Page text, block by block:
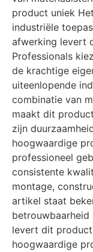
product uniek
industriële
afwerking levert
Professionals
de krachtige
uiteenlopende
combinatie van
maakt dit
zijn
hoogwaardige
professioneel
consistente
montage,
artikel staat
levert dit
hoogwaardige